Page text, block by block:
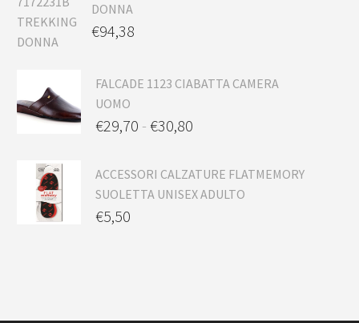
DONNA
€94,38
FALCADE 1123 CIABATTA CAMERA
UOMO
€29,70 - €30,80
ACCESSORI CALZATURE FLATMEMORY
SUOLETTA UNISEX ADULTO
€5,50